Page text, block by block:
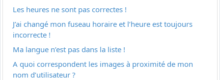
Les heures ne sont pas correctes !
J’ai changé mon fuseau horaire et l’heure est toujours
incorrecte !
Ma langue n’est pas dans la liste !
A quoi correspondent les images à proximité de mon
nom d’utilisateur ?